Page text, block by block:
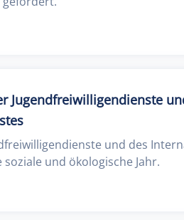
Jugendfreiwilligendienste
und des
und ökologische Jahr.